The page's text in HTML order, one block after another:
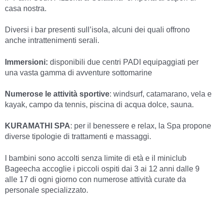
casa nostra.
Diversi i bar presenti sull’isola, alcuni dei quali offrono
anche intrattenimenti serali.
Immersioni: disponibili due centri PADI equipaggiati per
una vasta gamma di avventure sottomarine
Numerose le attività sportive: windsurf, catamarano, vela e
kayak, campo da tennis, piscina di acqua dolce, sauna.
KURAMATHI SPA: per il benessere e relax, la Spa propone
diverse tipolo­gie di trattamenti e massaggi.
I bambini sono accolti senza limite di età e il miniclub
Bageecha accoglie i piccoli ospiti dai 3 ai 12 anni dalle 9
alle 17 di ogni giorno con numerose attività curate da
personale specializzato.